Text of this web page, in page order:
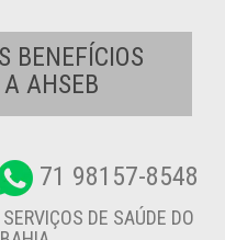
BENEFÍCIOS
AHSEB
71 98157-8548
DE SAÚDE DO